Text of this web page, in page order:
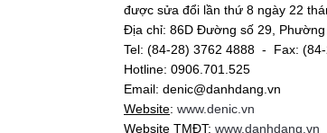
được sửa đổi lần thứ 8 ngày 22
Địa chỉ: 86D Đường số 29,
Tel: (84-28) 3762 4888 - Fax: (84-
Hotline: 0906.701.525
Email: denic@danhdang.vn
Website: www.denic.vn
Website TMĐT: www.danhdang.vn